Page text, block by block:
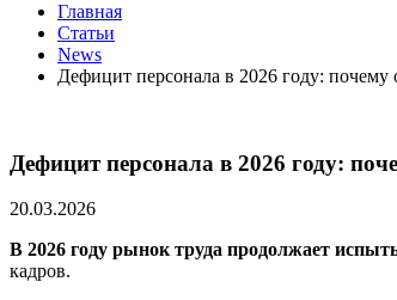
Главная
Статьи
News
Дефицит персонала в 2026 году:
Дефицит персонала в 2026 году:
20.03.2026
В 2026 году рынок труда продолжает
кадров.